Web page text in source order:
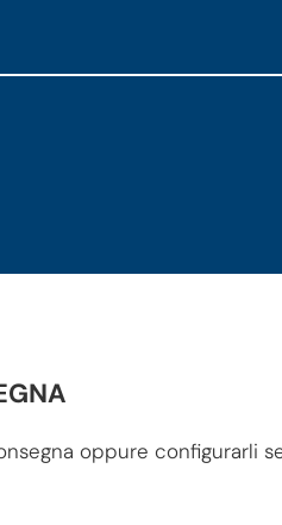
oppure configurarli